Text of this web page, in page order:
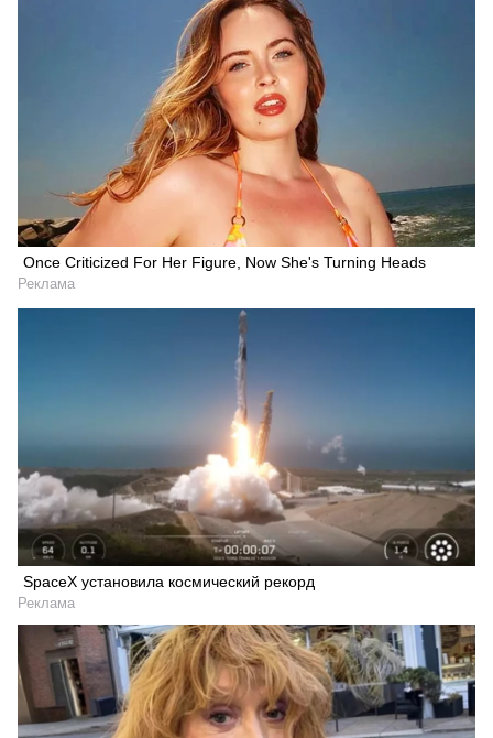
Once Criticized For Her Figure, Now She's Turning Heads
Реклама
SpaceX установила космический рекорд
Реклама